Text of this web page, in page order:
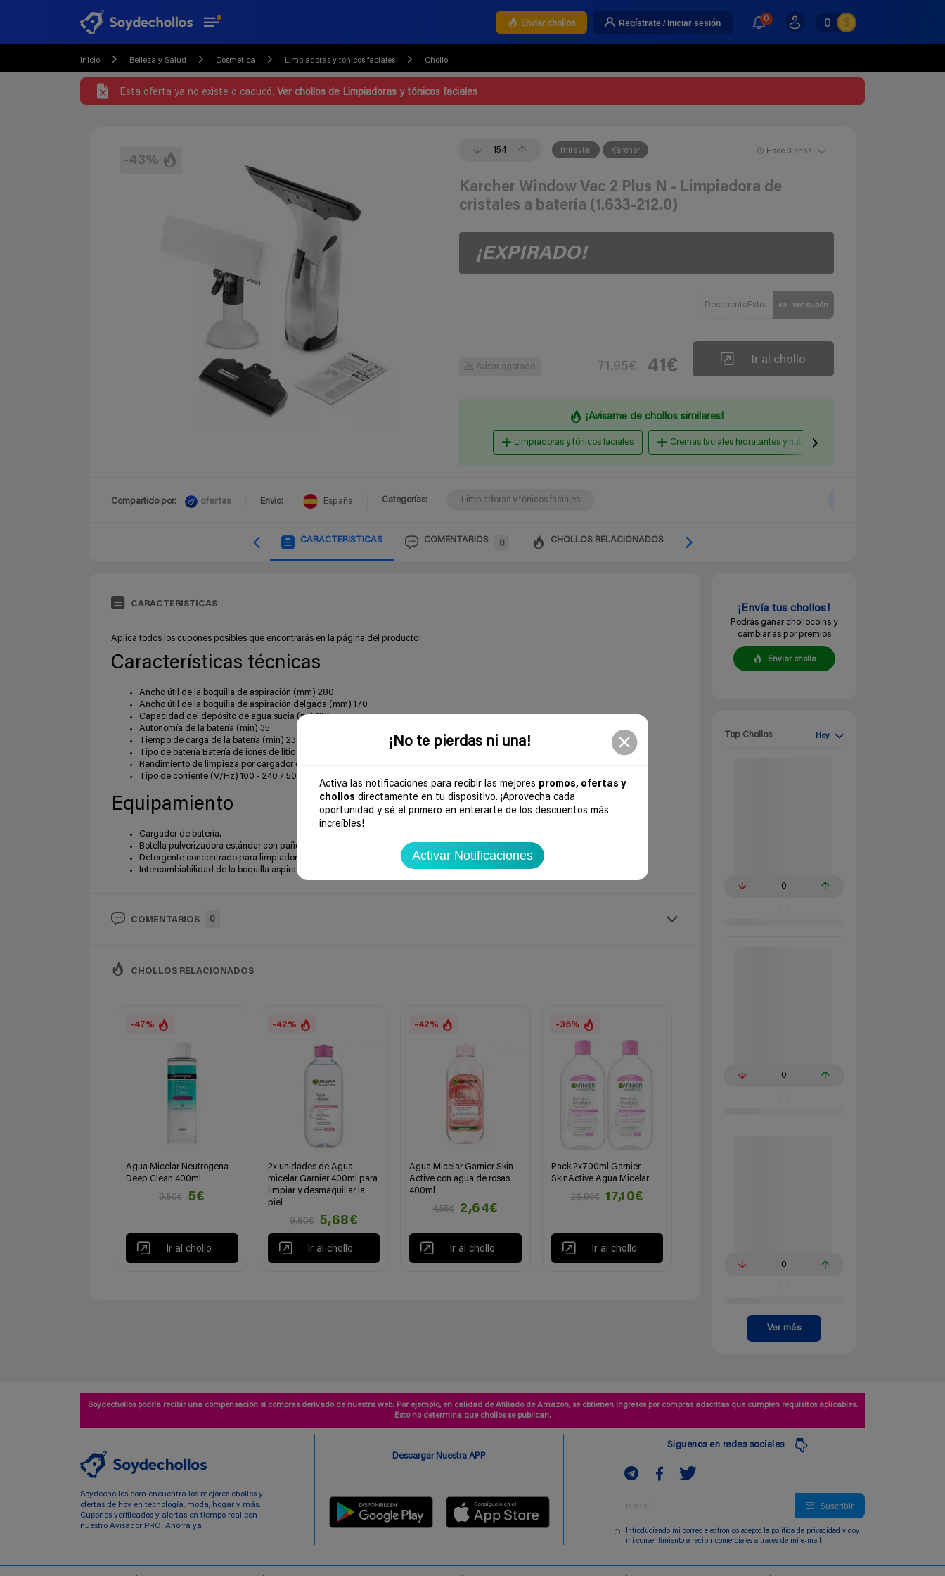
¡No te pierdas ni una!
Activa las notificaciones para recibir las mejores promos, ofertas y
chollos directamente en tu dispositivo. ¡Aprovecha cada
oportunidad y sé el primero en enterarte de los descuentos más
increíbles!
Activar Notificaciones
Enviar chollos Regístrate / Iniciar sesión 0 0
Inicio Belleza y Salud Cosmetica Limpiadoras y tónicos faciales Chollo
Esta oferta ya no existe o caducó. Ver chollos de Limpiadoras y tónicos faciales
-43%
154 miravia Kärcher Hace 3 años
Karcher Window Vac 2 Plus N - Limpiadora de
cristales a batería (1.633-212.0)
¡EXPIRADO!
DescuentoExtra ver cupón
Avisar agotado 71,95€ 41€ Ir al chollo
¡Avisame de chollos similares!
Limpiadoras y tónicos faciales Cremas faciales hidratantes y nutritivas
Compartido por: ofertas Envio: España Categorías: Limpiadoras y tónicos faciales
CARACTERISTICAS COMENTARIOS 0 CHOLLOS RELACIONADOS
CARACTERISTÍCAS
Aplica todos los cupones posibles que encontrarás en la página del producto!
Características técnicas
Ancho útil de la boquilla de aspiración (mm) 280
Ancho útil de la boquilla de aspiración delgada (mm) 170
Capacidad del depósito de agua sucia (ml) 100
Autonomía de la batería (min) 35
Tiempo de carga de la batería (min) 230
Tipo de batería Batería de iones de litio
Rendimiento de limpieza por cargador de baterías Aprox. 105 m² = 35 ventanas
Tipo de corriente (V/Hz) 100 - 240 / 50 - 60
Equipamiento
Cargador de batería.
Botella pulverizadora estándar con paño de microfibra
Detergente concentrado para limpiadora de cristales (1 × 20 ml)
Intercambiabilidad de la boquilla aspiradora
COMENTARIOS 0
CHOLLOS RELACIONADOS
-47%
Agua Micelar Neutrogena
Deep Clean 400ml
9,50€
5€
Ir al chollo
-42%
2x unidades de Agua
micelar Garnier 400ml para
limpiar y desmaquillar la
piel
9,80€
5,68€
Ir al chollo
-42%
Agua Micelar Garnier Skin
Active con agua de rosas
400ml
4,55€
2,64€
Ir al chollo
-36%
Pack 2x700ml Garnier
SkinActive Agua Micelar
26,90€
17,10€
Ir al chollo
¡Envía tus chollos!
Podrás ganar chollocoins y
cambiarlas por premios
Enviar chollo
Top Chollos Hoy
0
0
0
Ver más
Soydechollos podría recibir una compensación si compras derivado de nuestra web. Por ejemplo, en calidad de Afiliado de Amazon, se obtienen ingresos por compras adscritas que cumplen requisitos aplicables.
Esto no determina que chollos se publican.
Soydechollos.com encuentra los mejores chollos y
ofertas de hoy en tecnología, moda, hogar y más.
Cupones verificados y alertas en tiempo real con
nuestro Avisador PRO. Ahorra ya
Descargar Nuestra APP
Siguenos en redes sociales
Suscribir
Introduciendo mi correo electronico acepto la politica de privacidad y doy
mi consentimiento a recibir comerciales a traves de mi e-mail